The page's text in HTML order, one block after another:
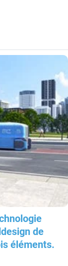
de
éléments.